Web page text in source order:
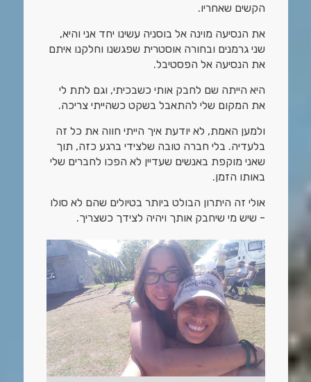
הקשים שאחריו.
את הנסיעה מוינה אל בוסניה עשינו יחד אני והיא,
שני גרמנים ובחורה אוסטרית שפגשנו וחלקנו איתם
את הנסיעה אל הפסטיבל.
היא הייתה שם לחבק אותי כשבכיתי, וגם לתת לי
את המקום שלי להתאבל בשקט כשהייתי צריכה.
ולמען האמת, לא יודעת איך הייתי חווה את כל זה
בלעדיה. בלי חברה טובה שלצידי ברגע כזה, תוך
שאני מוקפת באנשים שעדיין לא הפכו לחברים שלי
באותו הזמן.
אולי זה היתרון הבולט ביותר בטיולים שהם לא סולו
- שיש מי שיחבק אותך ויהיה לצידך כשצריך.